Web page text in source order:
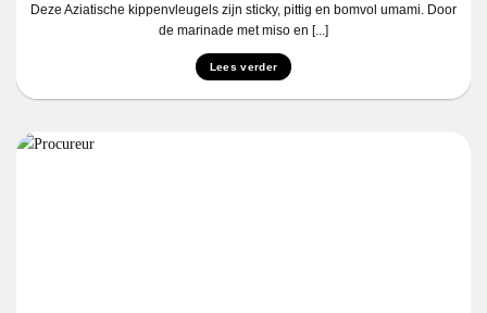
Deze Aziatische kippenvleugels zijn sticky, pittig en bomvol umami. Door
de marinade met miso en [...]
Lees verder